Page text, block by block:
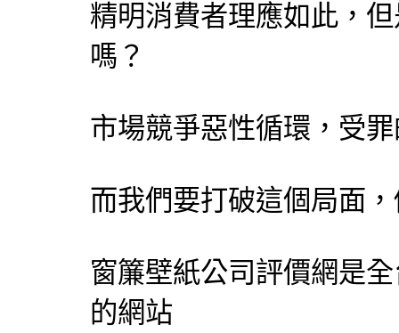
精明消費者理應如此，
嗎？
市場競爭惡性循環，受
而我們要打破這個局面
窗簾壁紙公司評價網是
的網站